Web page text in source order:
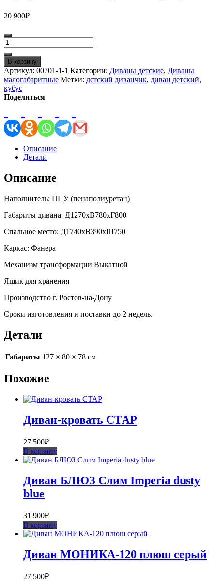
20 900₽
Количество
товара
Кубус
СОЛО
Фреска
графит
В корзину
Артикул: 00701-1-1 Категории: Диваны детские, Диваны
малогабаритные Метки: детский диванчик, диван детский,
кубус
Поделиться
Описание
Детали
Описание
Наполнитель: ППУ (пенаполиуретан)
Габариты дивана: Д1270хВ780хГ800
Спальное место: Д1740хВ390хШ750
Каркас: Фанера
Механизм трансформации Выкатной
Ящик для хранения
Производство г. Ростов-на-Дону
Сроки изготовления и поставки до 2 недель.
Детали
Габариты 127 × 80 × 78 см
Похожие
Диван-кровать СТАР
27 500₽
В корзину
Диван БЛЮЗ Слим Imperia dusty
blue
31 900₽
В корзину
Диван МОНИКА-120 плюш серый
27 500₽